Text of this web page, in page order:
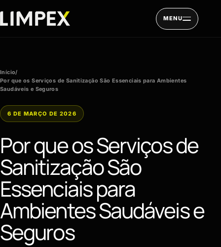
MENU
Início/
Por que os Serviços de Sanitização São Essenciais para Ambientes
Saudáveis e Seguros
6 DE MARÇO DE 2026
Por que os Serviços de
Sanitização São
Essenciais para
Ambientes Saudáveis e
Seguros